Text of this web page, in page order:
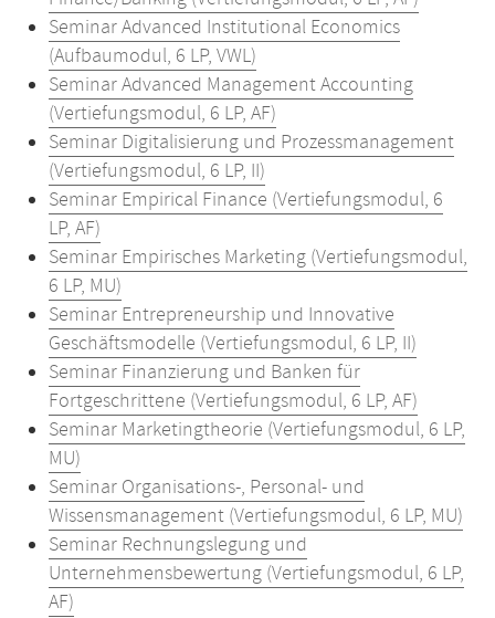
Seminar Advanced Institutional Economics
(Aufbaumodul, 6 LP, VWL)
Seminar Advanced Management Accounting
(Vertiefungsmodul, 6 LP, AF)
Seminar Digitalisierung und Prozessmanagement
(Vertiefungsmodul, 6 LP, II)
Seminar Empirical Finance (Vertiefungsmodul, 6
LP, AF)
Seminar Empirisches Marketing (Vertiefungsmodul,
6 LP, MU)
Seminar Entrepreneurship und Innovative
Geschäftsmodelle (Vertiefungsmodul, 6 LP, II)
Seminar Finanzierung und Banken für
Fortgeschrittene (Vertiefungsmodul, 6 LP, AF)
Seminar Marketingtheorie (Vertiefungsmodul, 6 LP,
MU)
Seminar Organisations-, Personal- und
Wissensmanagement (Vertiefungsmodul, 6 LP, MU)
Seminar Rechnungslegung und
Unternehmensbewertung (Vertiefungsmodul, 6 LP,
AF)